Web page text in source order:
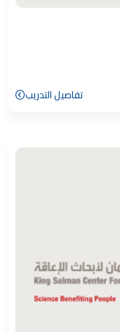
تفاصيل التدريب